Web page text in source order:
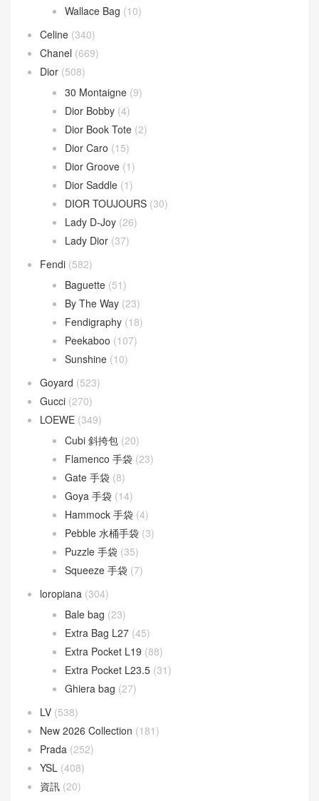
Wallace Bag (10)
Celine (340)
Chanel (669)
Dior (508)
30 Montaigne (9)
Dior Bobby (4)
Dior Book Tote (2)
Dior Caro (15)
Dior Groove (1)
Dior Saddle (1)
DIOR TOUJOURS (30)
Lady D-Joy (26)
Lady Dior (37)
Fendi (582)
Baguette (51)
By The Way (23)
Fendigraphy (18)
Peekaboo (107)
Sunshine (10)
Goyard (523)
Gucci (270)
LOEWE (349)
Cubi 斜挎包 (20)
Flamenco 手袋 (23)
Gate 手袋 (8)
Goya 手袋 (14)
Hammock 手袋 (4)
Pebble 水桶手袋 (3)
Puzzle 手袋 (35)
Squeeze 手袋 (7)
loropiana (304)
Bale bag (23)
Extra Bag L27 (45)
Extra Pocket L19 (88)
Extra Pocket L23.5 (31)
Ghiera bag (27)
LV (538)
New 2026 Collection (181)
Prada (252)
YSL (408)
資訊 (20)